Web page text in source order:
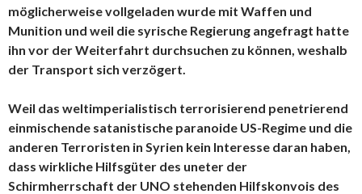
möglicherweise vollgeladen wurde mit Waffen und
Munition und weil die syrische Regierung angefragt hatte
ihn vor der Weiterfahrt durchsuchen zu können, weshalb
der Transport sich verzögert.
Weil das weltimperialistisch terrorisierend penetrierend
einmischende satanistische paranoide US-Regime und die
anderen Terroristen in Syrien kein Interesse daran haben,
dass wirkliche Hilfsgüter des uneter der
Schirmherrschaft der UNO stehenden Hilfskonvois des